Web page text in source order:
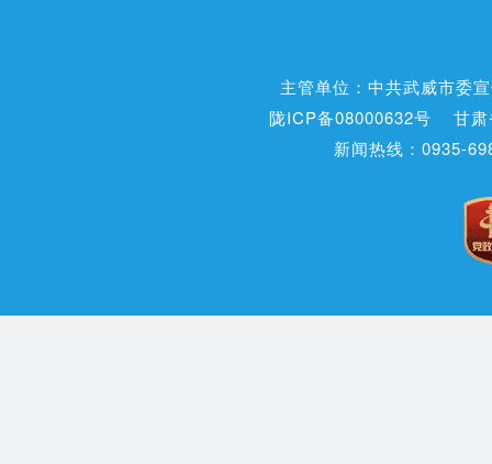
主管单位：中共武威市委
陇ICP备08000632号
甘
新闻热线：0935-